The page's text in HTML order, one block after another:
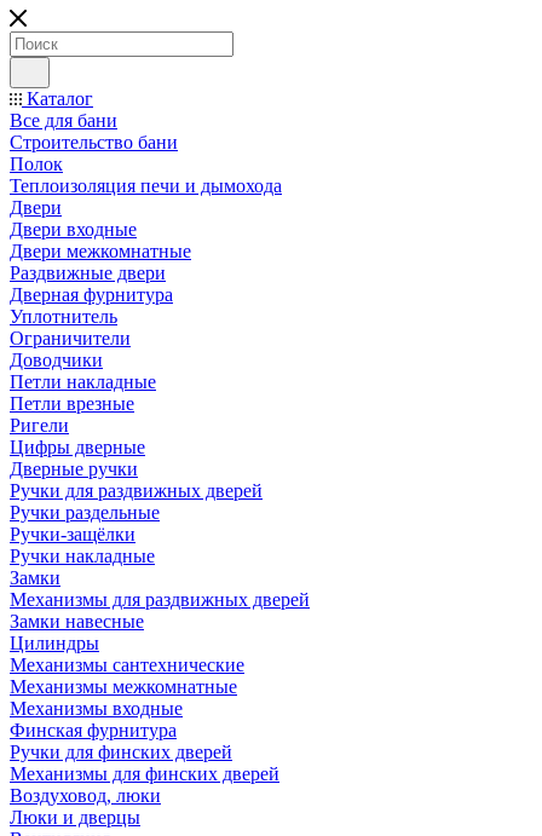
Каталог
Все для бани
Строительство бани
Полок
Теплоизоляция печи и дымохода
Двери
Двери входные
Двери межкомнатные
Раздвижные двери
Дверная фурнитура
Уплотнитель
Ограничители
Доводчики
Петли накладные
Петли врезные
Ригели
Цифры дверные
Дверные ручки
Ручки для раздвижных дверей
Ручки раздельные
Ручки-защёлки
Ручки накладные
Замки
Механизмы для раздвижных дверей
Замки навесные
Цилиндры
Механизмы сантехнические
Механизмы межкомнатные
Механизмы входные
Финская фурнитура
Ручки для финских дверей
Механизмы для финских дверей
Воздуховод, люки
Люки и дверцы